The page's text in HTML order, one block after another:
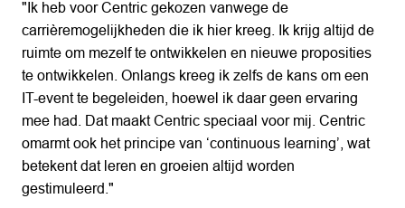
"Ik heb voor Centric gekozen vanwege de
carrièremogelijkheden die ik hier kreeg. Ik krijg altijd de
ruimte om mezelf te ontwikkelen en nieuwe proposities
te ontwikkelen. Onlangs kreeg ik zelfs de kans om een
IT-event te begeleiden, hoewel ik daar geen ervaring
mee had. Dat maakt Centric speciaal voor mij. Centric
omarmt ook het principe van ‘continuous learning’, wat
betekent dat leren en groeien altijd worden
gestimuleerd."